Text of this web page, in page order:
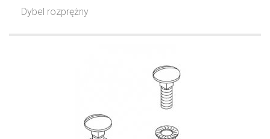
Dybel rozprężny